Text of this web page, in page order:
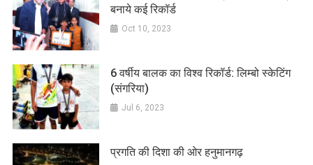
बनाये कई रिकॉर्ड
Oct 10, 2023
6 वर्षीय बालक का विश्व रिकॉर्ड: लिम्बो स्केटिंग
(संगरिया)
Jul 6, 2023
प्रगति की दिशा की ओर हनुमानगढ़